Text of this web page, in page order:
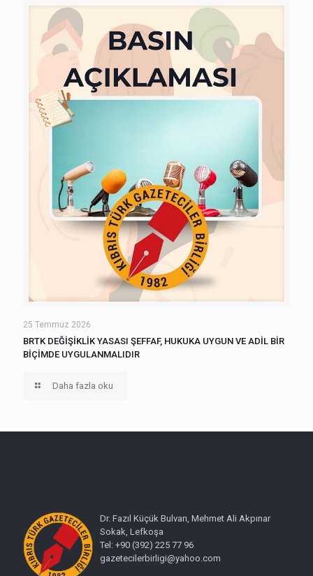
25 Temmuz 2026
BRTK DEĞİŞİKLİK YASASI ŞEFFAF, HUKUKA UYGUN VE ADİL BİR
BİÇİMDE UYGULANMALIDIR
Daha fazla oku
Dr. Fazıl Küçük Bulvarı, Mehmet Ali Akpınar
Sokak, Lefkoşa
Tel: +90 (392) 225 77 96
gazetecilerbirligi@yahoo.com